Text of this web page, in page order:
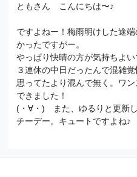
ともさん こんにちは〜♪
ですよねー！梅雨明けした途
かったですがー。
やっぱり快晴の方が気持ちよい
３連休の中日だったんで混雑覚
思ってたより混んで無く。ワ
できました！
(・∀・) また、ゆるりと更新し
チーデー。キュートですよね♪